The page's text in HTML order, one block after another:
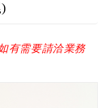
有需要請洽業務